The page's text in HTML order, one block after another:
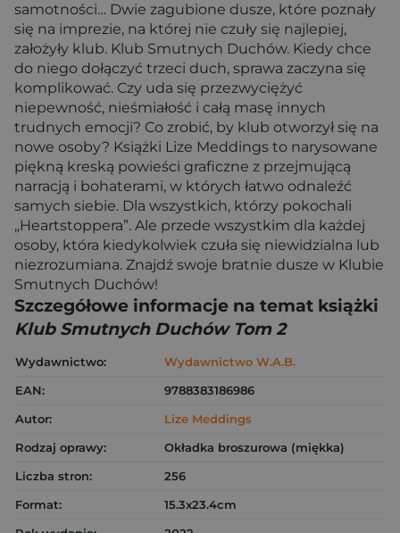
samotności… Dwie zagubione dusze, które poznały
się na imprezie, na której nie czuły się najlepiej,
założyły klub. Klub Smutnych Duchów. Kiedy chce
do niego dołączyć trzeci duch, sprawa zaczyna się
komplikować. Czy uda się przezwyciężyć
niepewność, nieśmiałość i całą masę innych
trudnych emocji? Co zrobić, by klub otworzył się na
nowe osoby? Książki Lize Meddings to narysowane
piękną kreską powieści graficzne z przejmującą
narracją i bohaterami, w których łatwo odnaleźć
samych siebie. Dla wszystkich, którzy pokochali
„Heartstoppera”. Ale przede wszystkim dla każdej
osoby, która kiedykolwiek czuła się niewidzialna lub
niezrozumiana. Znajdź swoje bratnie dusze w Klubie
Smutnych Duchów!
Szczegółowe informacje na temat książki
Klub Smutnych Duchów Tom 2
Wydawnictwo:
Wydawnictwo W.A.B.
EAN:
9788383186986
Autor:
Lize Meddings
Rodzaj oprawy:
Okładka broszurowa (miękka)
Liczba stron:
256
Format:
15.3x23.4cm